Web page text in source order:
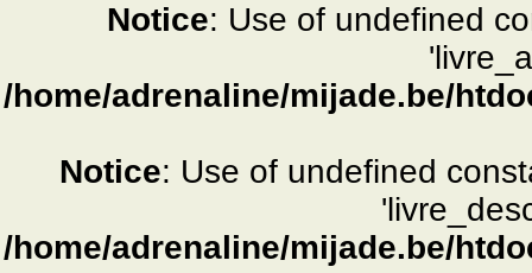
Notice: Use of undefined
/home/adrenaline/mijade.be/
Notice: Use of undefined
/home/adrenaline/mijade.be/